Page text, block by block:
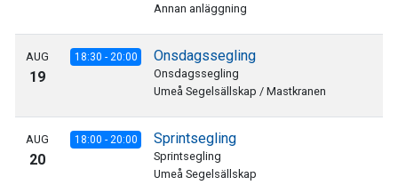
Annan anläggning
AUG
19
18:30 - 20:00 Onsdagssegling
Onsdagssegling
Umeå Segelsällskap / Mastkranen
AUG
20
18:00 - 20:00 Sprintsegling
Sprintsegling
Umeå Segelsällskap